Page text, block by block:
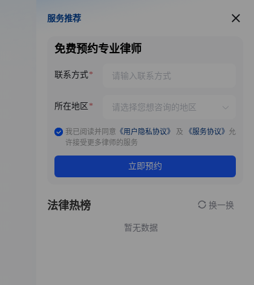
服务推荐
服务推荐
免费预约专业律师
联系方式
所在地区
我已阅读并同意 《用户隐私协议》 及 《服务协议》 允
许接受更多律师的服务
立即预约
法律热榜 换一换
暂无数据